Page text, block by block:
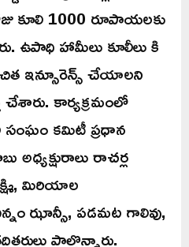
కూలి 1000 రూపాయలకు
ఉపాధి హామీలు కూలీలు కి
ఇన్సూరెన్స్ చేయాలని
చేశారు. కార్యక్రమంలో
కమిటీ ప్రధాన
అధ్యక్షురాలు రాచర్ల
మిరియాల
ఝాన్సీ, పడమట గాలివు,
పాల్గొన్నారు.